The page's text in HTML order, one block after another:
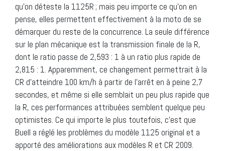
qu’on déteste la 1125R ; mais peu importe ce qu’on en
pense, elles permettent effectivement à la moto de se
démarquer du reste de la concurrence. La seule différence
sur le plan mécanique est la transmission finale de la R,
dont le ratio passe de 2,593 : 1 à un ratio plus rapide de
2,815 : 1. Apparemment, ce changement permettrait à la
CR d’atteindre 100 km/h à partir de l’arrêt en à peine 2,7
secondes, et même si elle semblait un peu plus rapide que
la R, ces performances attribuées semblent quelque peu
optimistes. Ce qui importe le plus toutefois, c’est que
Buell a réglé les problèmes du modèle 1125 original et a
apporté des améliorations aux modèles R et CR 2009.